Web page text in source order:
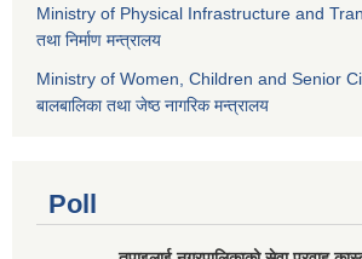
Ministry of Physical Infrastructure and
तथा निर्माण मन्त्रालय
Ministry of Women, Children and Senior
बालबालिका तथा जेष्ठ नागरिक मन्त्रालय
Poll